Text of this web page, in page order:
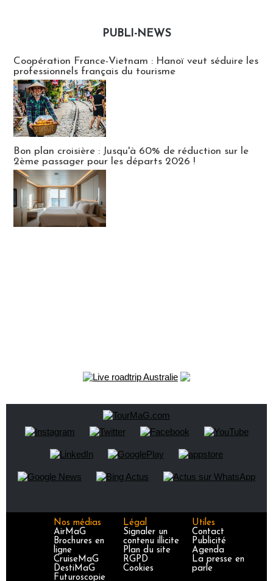
PUBLI-NEWS
Coopération France-Vietnam : Hanoï veut séduire les
professionnels français du tourisme
Bon plan croisière : Jusqu'à 60% de réduction sur le
2ème passager pour les départs 2026 !
Nos médias
AirMaG
Brochures en
ligne
CruiseMaG
DestiMaG
Futuroscopie
Légal
Signaler un
contenu illicite
Plan du site
RGPD
Cookies
Utiles
Contact
Publicité
Agenda
La presse en
parle